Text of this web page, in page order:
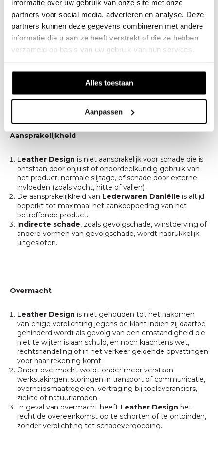
informatie over uw gebruik van onze site met onze
partners voor social media, adverteren en analyse. Deze
partners kunnen deze gegevens combineren met andere
informatie die u aan ze heeft verstrekt of die ze hebben
verzameld op basis van uw gebruik van hun services.
Alles toestaan
Aanpassen
door slijtage, verkeerd gebruik of externe schade (zoals
vallen of contact met vocht).
Mocht een product binnen de garantieperiode defect
raken, dan kan de klant contact opnemen via
info@leatherdesign.nlmet:
– een duidelijkeomschrijving van het probleem, én
Klachten over producten of dienstverlening worden
7 werkdagenna ontvangst van de klacht
inhoudelijk beantwoord.
Aansprakelijkheid
Leather Design is niet aansprakelijk voor schade die is
ontstaan door onjuist of onoordeelkundig gebruik van
het product, normale slijtage, of schade door externe
invloeden (zoals vocht, hitte of vallen).
De aansprakelijkheid van Lederwaren Daniëlle is altijd
beperkt tot maximaal het aankoopbedrag van het
betreffende product.
Indirecte schade, zoals gevolgschade, winstderving of
andere vormen van gevolgschade, wordt nadrukkelijk
uitgesloten.
Overmacht
Leather Design is niet gehouden tot het nakomen
van enige verplichting jegens de klant indien zij daartoe
gehinderd wordt als gevolg van een omstandigheid die
niet te wijten is aan schuld, en noch krachtens wet,
rechtshandeling of in het verkeer geldende opvattingen
voor haar rekening komt.
Onder overmacht wordt onder meer verstaan:
werkstakingen, storingen in transport of communicatie,
overheidsmaatregelen, vertraging bij toeleveranciers,
ziekte of natuurrampen.
In geval van overmacht heeft Leather Design het
recht de overeenkomst op te schorten of te ontbinden,
zonder verplichting tot schadevergoeding.